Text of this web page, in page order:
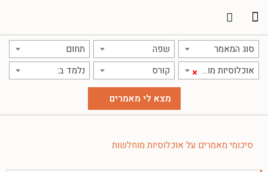
סוג המאמר שפה תחום
× אוכלוסיות מוחלשות קורס נלמד ב:
סיכומי מאמרים על אוכלוסיות מוחלשות